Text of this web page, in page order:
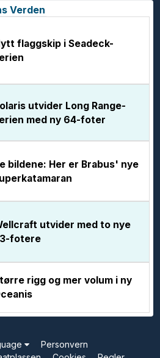
Verden
flaggskip i Seadeck-
utvider Long Range-
med ny 64-foter
bildene: Her er Brabus' nye
utvider med to nye
fotere
rigg og mer volum i ny
Personvern